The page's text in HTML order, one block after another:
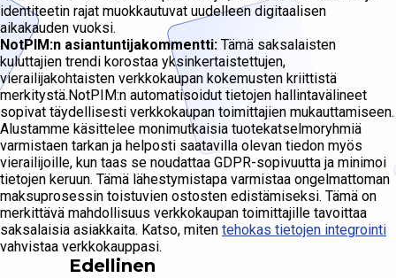
identiteetin rajat muokkautuvat uudelleen digitaalisen
aikakauden vuoksi.
NotPIM:n asiantuntijakommentti: Tämä saksalaisten
kuluttajien trendi korostaa yksinkertaistettujen,
vierailijakohtaisten verkkokaupan kokemusten kriittistä
merkitystä.NotPIM:n automatisoidut tietojen hallintavälineet
sopivat täydellisesti verkkokaupan toimittajien mukauttamiseen.
Alustamme käsittelee monimutkaisia tuotekatselmoryhmiä
varmistaen tarkan ja helposti saatavilla olevan tiedon myös
vierailijoille, kun taas se noudattaa GDPR-sopivuutta ja minimoi
tietojen keruun. Tämä lähestymistapa varmistaa ongelmattoman
maksuprosessin toistuvien ostosten edistämiseksi. Tämä on
merkittävä mahdollisuus verkkokaupan toimittajille tavoittaa
saksalaisia ​​asiakkaita. Katso, miten tehokas tietojen integrointi
vahvistaa verkkokauppasi.
Edellinen